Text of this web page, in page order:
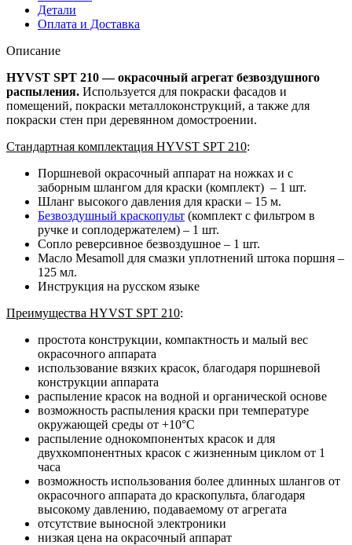
Детали
Оплата и Доставка
Описание
HYVST SPT 210 — окрасочный агрегат безвоздушного
распыления. Используется для покраски фасадов и
помещений, покраски металлоконструкций, а также для
покраски стен при деревянном домостроении.
Стандартная комплектация HYVST SPT 210:
Поршневой окрасочный аппарат на ножках и с
заборным шлангом для краски (комплект) – 1 шт.
Шланг высокого давления для краски – 15 м.
Безвоздушный краскопульт (комплект с фильтром в
ручке и соплодержателем) – 1 шт.
Сопло реверсивное безвоздушное – 1 шт.
Масло Mesamoll для смазки уплотнений штока поршня –
125 мл.
Инструкция на русском языке
Преимущества HYVST SPT 210:
простота конструкции, компактность и малый вес
окрасочного аппарата
использование вязких красок, благодаря поршневой
конструкции аппарата
распыление красок на водной и органической основе
возможность распыления краски при температуре
окружающей среды от +10°С
распыление однокомпонентых красок и для
двухкомпонентных красок с жизненным циклом от 1
часа
возможность использования более длинных шлангов от
окрасочного аппарата до краскопульта, благодаря
высокому давлению, подаваемому от агрегата
отсутствие выносной электроники
низкая цена на окрасочный аппарат